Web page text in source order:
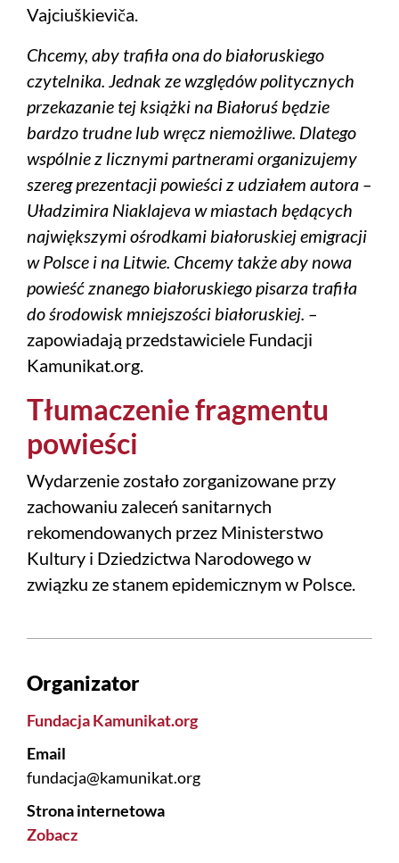
Vajciuškieviča.
Chcemy, aby trafiła ona do białoruskiego
czytelnika. Jednak ze względów politycznych
przekazanie tej książki na Białoruś będzie
bardzo trudne lub wręcz niemożliwe. Dlatego
wspólnie z licznymi partnerami organizujemy
szereg prezentacji powieści z udziałem autora –
Uładzimira Niaklajeva w miastach będących
największymi ośrodkami białoruskiej emigracji
w Polsce i na Litwie. Chcemy także aby nowa
powieść znanego białoruskiego pisarza trafiła
do środowisk mniejszości białoruskiej. –
zapowiadają przedstawiciele Fundacji
Kamunikat.org.
Tłumaczenie fragmentu
powieści
Wydarzenie zostało zorganizowane przy
zachowaniu zaleceń sanitarnych
rekomendowanych przez Ministerstwo
Kultury i Dziedzictwa Narodowego w
związku ze stanem epidemicznym w Polsce.
Organizator
Fundacja Kamunikat.org
Email
fundacja@kamunikat.org
Strona internetowa
Zobacz